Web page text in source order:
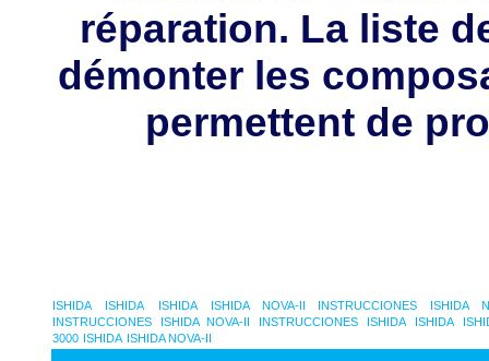
réparation. La liste
démonter les
permettent de
ISHIDA ISHIDA ISHIDA ISHIDA NOVA-II INSTRUCCIONES
ISHIDA
INSTRUCCIONES
ISHIDA NOVA-II INSTRUCCIONES ISHIDA ISHIDA
3000 ISHIDA ISHIDA NOVA-II